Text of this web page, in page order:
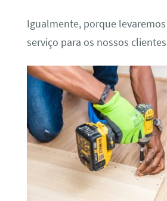
Igualmente, porque
serviço para os nossos